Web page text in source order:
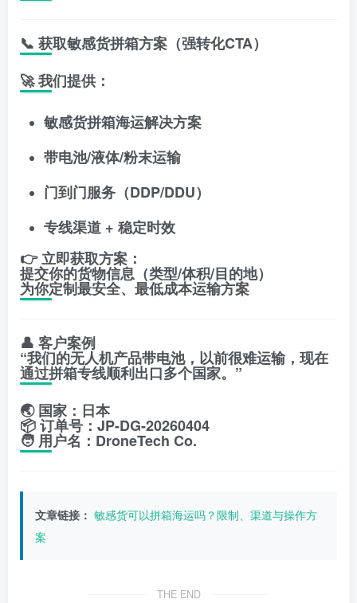
📞 获取敏感货拼箱方案（强转化CTA）
🚀 我们提供：
敏感货拼箱海运解决方案
带电池/液体/粉末运输
门到门服务（DDP/DDU）
专线渠道 + 稳定时效
👉立即获取方案：
提交你的货物信息（类型/体积/目的地）
为你定制最安全、最低成本运输方案
👤 客户案例
“我们的无人机产品带电池，以前很难运输，现在
通过拼箱专线顺利出口多个国家。”
🌏 国家：日本
📦 订单号：JP-DG-20260404
🧑 用户名：DroneTech Co.
文章链接： 敏感货可以拼箱海运吗？限制、渠道与操作方
案
THE END